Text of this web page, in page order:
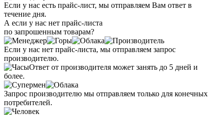
Если у нас есть прайс-лист, мы отправляем Вам ответ в
течение дня.
А если у нас нет прайс-листа
по запрошенным товарам?
Если у нас нет прайс-листа, мы отправляем запрос
производителю.
Ответ от производителя может занять до 5 дней и
более.
Запрос производителю мы отправляем только для конечных
потребителей.